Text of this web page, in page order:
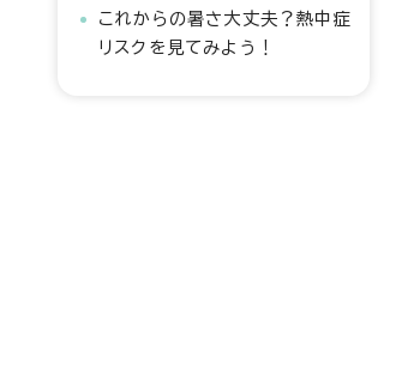
これからの暑さ大丈夫？熱中症
リスクを見てみよう！